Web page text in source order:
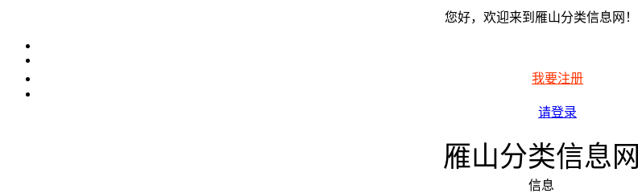
您好，欢迎来到雁山分类信息网！
我要注册
请登录
雁山分类信息网
信息